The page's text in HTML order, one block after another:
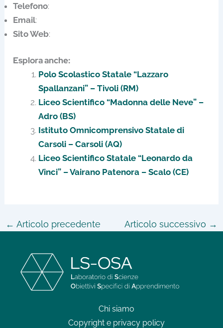
Telefono:
Email:
Sito Web:
Esplora anche:
Polo Scolastico Statale “Lazzaro
Spallanzani” – Tivoli (RM)
Liceo Scientifico “Madonna delle Neve” –
Adro (BS)
Istituto Omnicomprensivo Statale di
Carsoli – Carsoli (AQ)
Liceo Scientifico Statale “Leonardo da
Vinci” – Vairano Patenora – Scalo (CE)
← Articolo precedente Articolo successivo →
Chi siamo
Copyright e privacy policy